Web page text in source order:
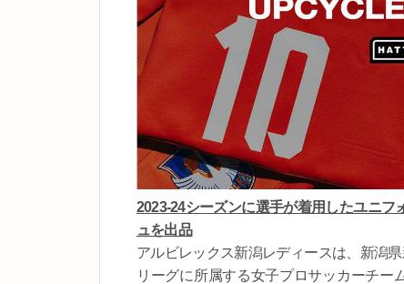
2023-24シーズンに選手が着用したユニ
ュを出品
アルビレックス新潟レディースは、新潟
リーグに所属する女子プロサッカーチー